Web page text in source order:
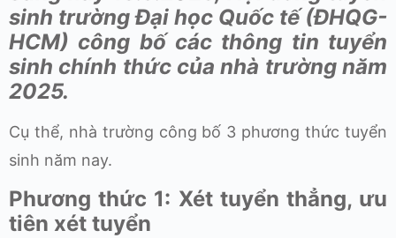
sinh trường Đại học Quốc tế (ĐHQG-
HCM) công bố các thông tin tuyển
sinh chính thứccủa nhà trường năm
2025.
Cụ thể, nhà trường công bố 3 phương thức tuyển
sinh năm nay.
Phương thức 1: Xét tuyển thẳng, ưu
tiên xét tuyển